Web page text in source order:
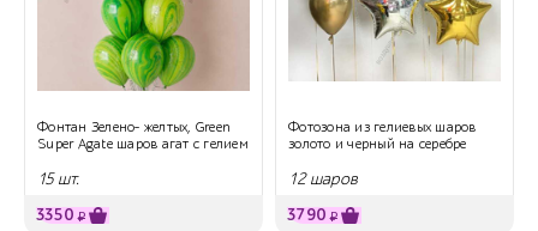
Фонтан Зелено- желтых, Green
Super Agate шаров агат с гелием
15 шт.
3350 ₽
Фотозона из гелиевых шаров
золото и черный на серебре
12 шаров
3790 ₽